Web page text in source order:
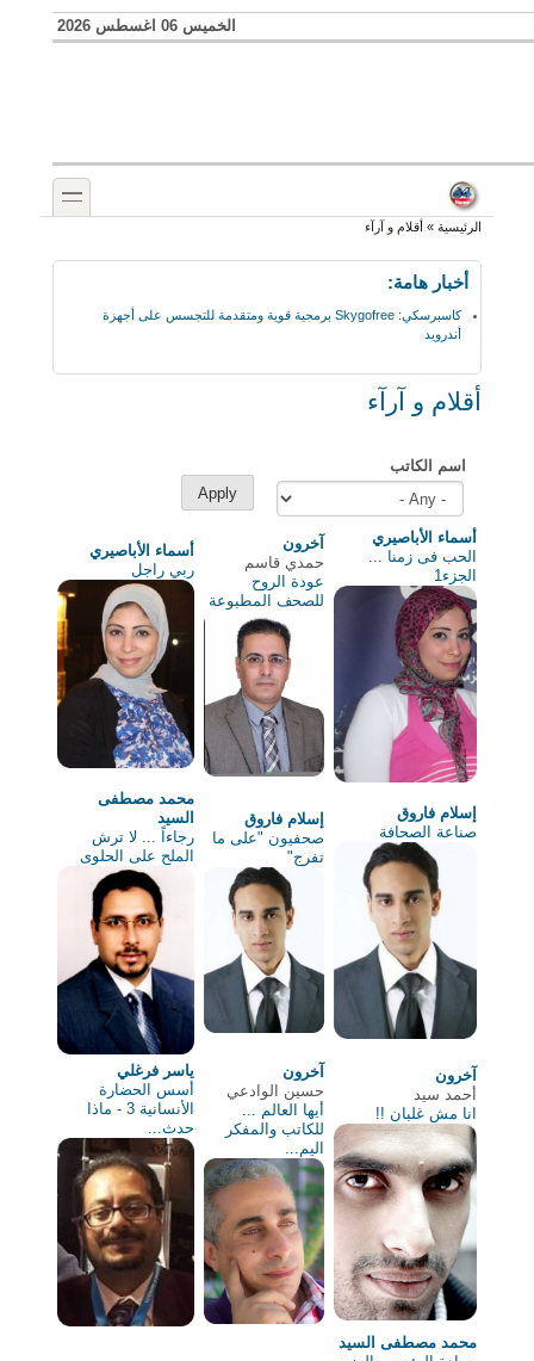
تجاوز إلى المحتوى الرئيسي
Skip to search
الخميس 06 اغسطس 2026
toggle
أنت هنا
الرئيسية» أقلام و آرآء
أخبار هامة:
كاسبرسكي: Skygofree برمجية قوية ومتقدمة للتجسس على أجهزة
أندرويد
أقلام و آرآء
اسم الكاتب
أسماء اﻷباصيري
الحب فى زمنا ...
الجزء1
آخرون
حمدي قاسم
عودة الروح
للصحف المطبوعة
أسماء اﻷباصيري
ربي راجل
إسلام فاروق
صناعة الصحافة
إسلام فاروق
صحفيون "على ما
تفرج"
محمد مصطفى
السيد
رجاءاً ... ﻻ ترش
الملح على الحلوى
آخرون
أحمد سيد
انا مش غلبان !!
آخرون
حسين الوادعي
أيها العالم ...
للكاتب والمفكر
اليم...
ياسر فرغلي
أسس الحضارة
الأنسانية 3 - ماذا
حدث...
محمد مصطفى السيد